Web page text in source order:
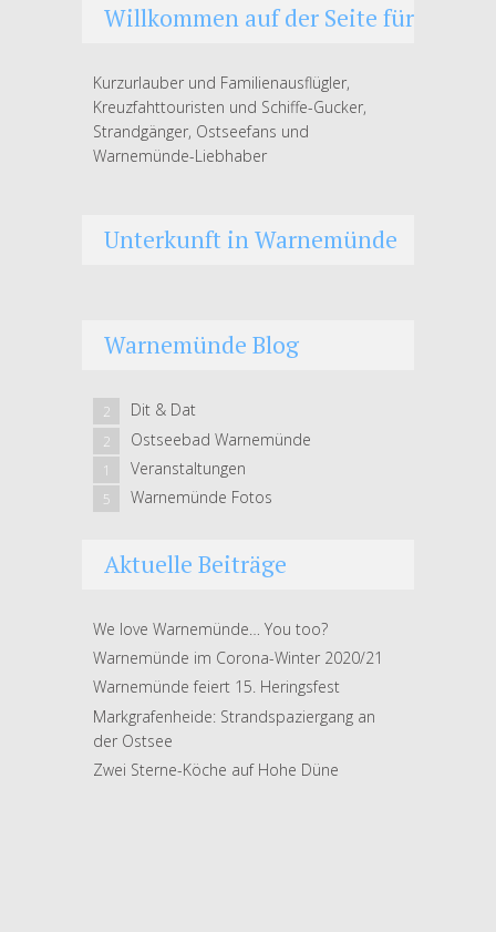
Willkommen auf der Seite für
Kurzurlauber und Familienausflügler,
Kreuzfahttouristen und Schiffe-Gucker,
Strandgänger, Ostseefans und
Warnemünde-Liebhaber
Unterkunft in Warnemünde
Warnemünde Blog
Dit & Dat
2
Ostseebad Warnemünde
2
Veranstaltungen
1
Warnemünde Fotos
5
Aktuelle Beiträge
We love Warnemünde… You too?
Warnemünde im Corona-Winter 2020/21
Warnemünde feiert 15. Heringsfest
Markgrafenheide: Strandspaziergang an
der Ostsee
Zwei Sterne-Köche auf Hohe Düne